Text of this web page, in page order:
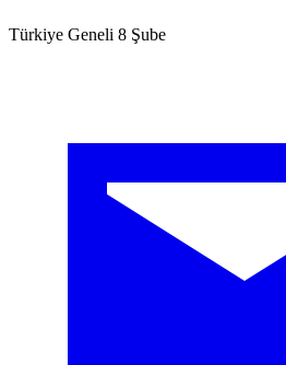
Türkiye Geneli 8 Şube